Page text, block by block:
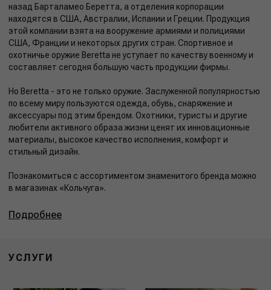
назад Барталамео Беретта, а отделения корпорации
находятся в США, Австралии, Испании и Греции. Продукция
этой компании взята на вооружение армиями и полициями
США, Франции и некоторых других стран. Спортивное и
охотничье оружие Beretta не уступает по качеству военному и
составляет сегодня большую часть продукции фирмы.
Но Beretta - это не только оружие. Заслуженной популярностью
по всему миру пользуются одежда, обувь, снаряжение и
аксессуары под этим брендом. Охотники, туристы и другие
любители активного образа жизни ценят их инновационные
материалы, высокое качество исполнения, комфорт и
стильный дизайн.
Познакомиться с ассортиментом знаменитого бренда можно
в магазинах «Кольчуга».
Подробнее
УСЛУГИ